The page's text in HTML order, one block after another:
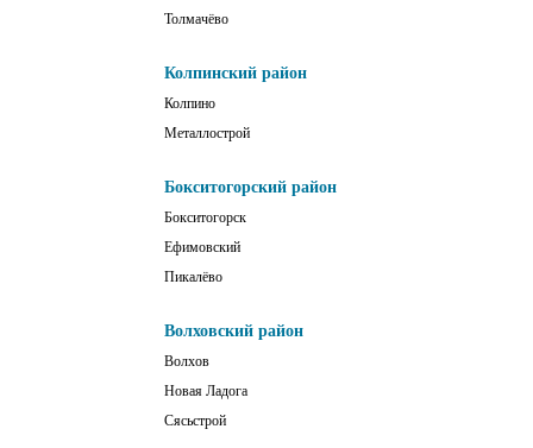
Толмачёво
Колпинский район
Колпино
Металлострой
Бокситогорский район
Бокситогорск
Ефимовский
Пикалёво
Волховский район
Волхов
Новая Ладога
Сясьстрой